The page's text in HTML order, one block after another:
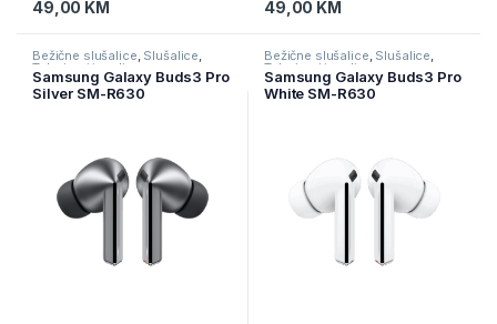
49,00 KM 49,00 KM
Bežične slušalice, Slušalice,
Televizori i audio
Samsung Galaxy Buds3 Pro
Silver SM-R630
Bežične slušalice, Slušalice,
Televizori i audio
Samsung Galaxy Buds3 Pro
White SM-R630